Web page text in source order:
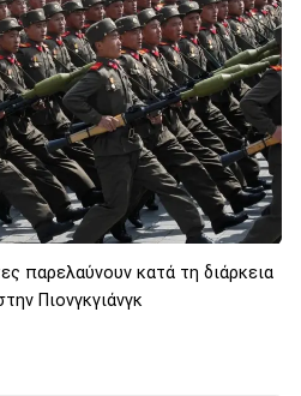
παρελαύνουν κατά τη διάρκεια
Πιονγκγιάνγκ